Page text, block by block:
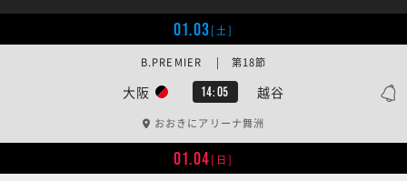
01.03[土]
大阪 14:05 越谷
B.PREMIER | 第18節
おおきにアリーナ舞洲
01.04[日]